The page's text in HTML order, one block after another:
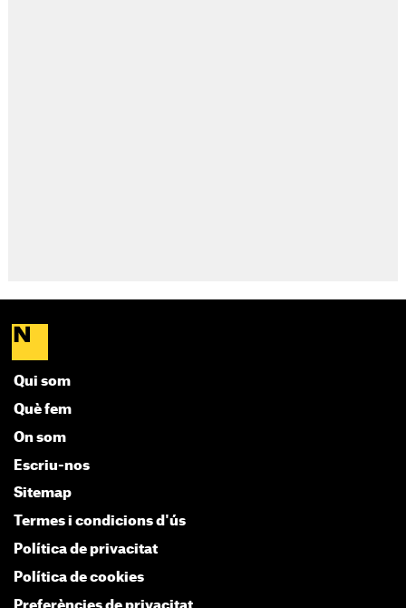
Qui som
Què fem
On som
Escriu-nos
Sitemap
Termes i condicions d'ús
Política de privacitat
Política de cookies